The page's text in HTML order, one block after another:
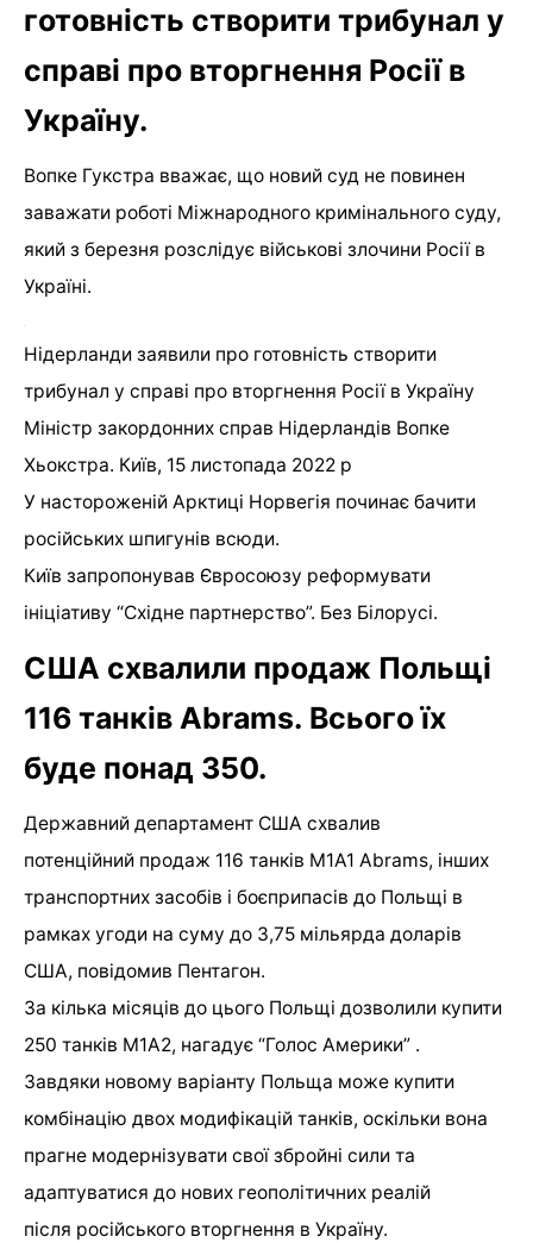
готовність створити трибунал у
справі про вторгнення Росії в
Україну.
Вопке Гукстра вважає, що новий суд не повинен
заважати роботі Міжнародного кримінального суду,
який з березня розслідує військові злочини Росії в
Україні.
Нідерланди заявили про готовність створити
трибунал у справі про вторгнення Росії в Україну
Міністр закордонних справ Нідерландів Вопке
Хьокстра. Київ, 15 листопада 2022 р
У настороженій Арктиці Норвегія починає бачити
російських шпигунів всюди.
Київ запропонував Євросоюзу реформувати
ініціативу “Східне партнерство”. Без Білорусі.
США схвалили продаж Польщі
116 танків Abrams. Всього їх
буде понад 350.
Державний департамент США схвалив
потенційний продаж 116 танків M1A1 Abrams, інших
транспортних засобів і боєприпасів до Польщі в
рамках угоди на суму до 3,75 мільярда доларів
США, повідомив Пентагон.
За кілька місяців до цього Польщі дозволили купити
250 танків M1A2, нагадує “Голос Америки” .
Завдяки новому варіанту Польща може купити
комбінацію двох модифікацій танків, оскільки вона
прагне модернізувати свої збройні сили та
адаптуватися до нових геополітичних реалій
після російського вторгнення в Україну.